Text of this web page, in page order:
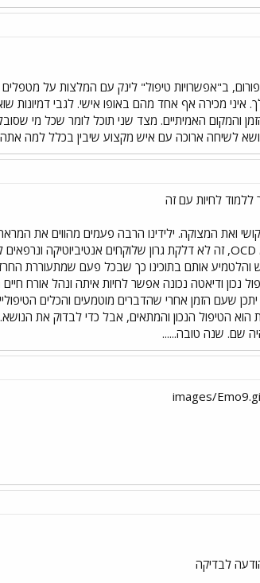
לשיחה ארוכה עם איש מקצוע שיבין בכלל למה אתה
לחיות עם זה
ואת המצוקה. ילידינו הרבה פעמים מהווים את
שעם הזמן אחרי שהדברים מוטמעים והכלים
הוא הטיפול הנכון והמתאים, אבל כדי לבדוק את
לבדיקה